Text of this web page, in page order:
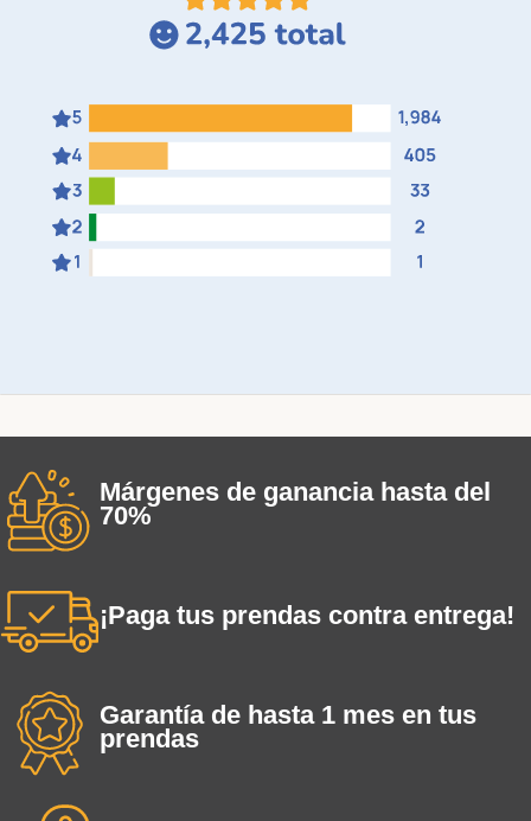
Márgenes de ganancia hasta del
70%
¡Paga tus prendas contra entrega!
Garantía de hasta 1 mes en tus
prendas